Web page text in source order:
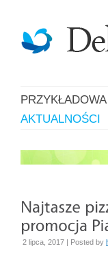
AKTUALNOŚCI
2 lipca, 2017 | Posted by